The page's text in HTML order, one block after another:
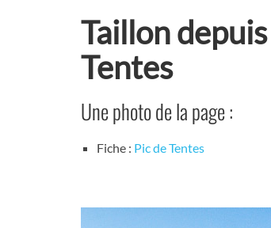
Taillon
Tentes
Une photo de la page :
Fiche : Pic de Tentes